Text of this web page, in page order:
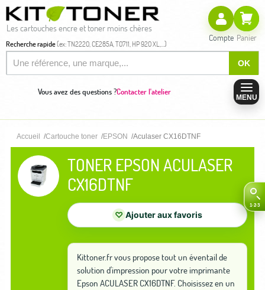
Les cartouches encre et toner moins chères
Recherche rapide(ex: TN2220, CE285A, T0711, HP 920 XL,...)
OK
Compte Panier
Vous avez des questions ?Contacter l'atelier
MENU
Accueil Cartouche toner EPSON Aculaser CX16DTNF
TONER EPSON ACULASER
CX16DTNF
♡ Ajouter aux favoris
Kittoner.fr vous propose tout un éventail de
solution d'impression pour votre imprimante
Epson ACULASER CX16DTNF. Choisissez en un